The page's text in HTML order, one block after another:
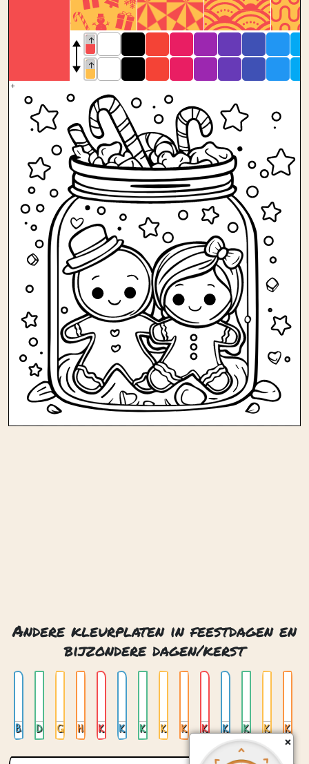
Andere kleurplaten in feestdagen en
bijzondere dagen/kerst
Boom kerstman sneeuwpop De kerstman en rendieren Huisje in de sneeuw Kerst Kerst 2 Kerst 3 Kerst 4 Kerst met kerk Kerst peperkoekmannetje Kerst sneeuwbol Kerst sneeuwbol 02 Kerstbal
Kerstboom
×